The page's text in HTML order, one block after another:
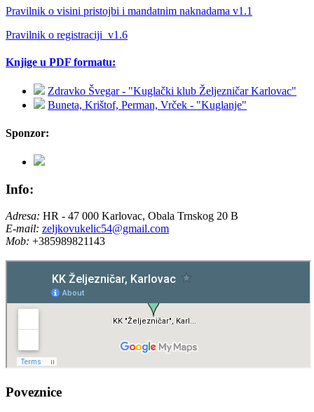
Pravilnik o visini pristojbi i mandatnim naknadama v1.1
Pravilnik o registraciji_v1.6
Knjige u PDF formatu:
Zdravko Švegar - "Kuglački klub Željezničar Karlovac"
Buneta, Krištof, Perman, Vrček - "Kuglanje"
Sponzor:
Info:
Adresa: HR - 47 000 Karlovac, Obala Trnskog 20 B
E-mail: zeljkovukelic54@gmail.com
Mob: +385989821143
Poveznice